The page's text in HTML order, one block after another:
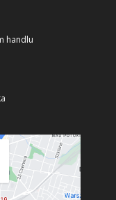
handlu